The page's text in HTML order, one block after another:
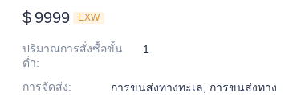
$ 9999 EXW
ปริมาณการสั่งซื้อขั้น
ต่ำ:
1
การจัดส่ง:
การขนส่งทางทะเล, การขนส่งทาง